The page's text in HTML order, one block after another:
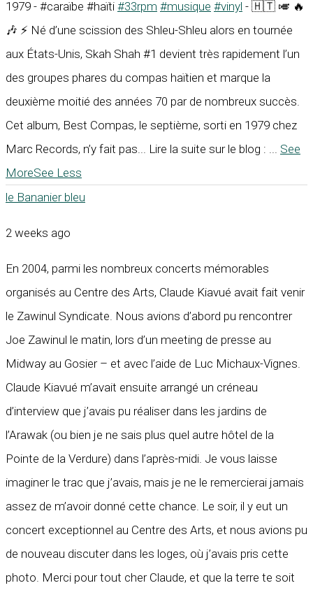
1979 - #caraïbe #haïti #33rpm #musique #vinyl - 🇭🇹 🎺 🔥
🎶 ⚡ Né d’une scission des Shleu-Shleu alors en tournée
aux États-Unis, Skah Shah #1 devient très rapidement l’un
des groupes phares du compas haïtien et marque la
deuxième moitié des années 70 par de nombreux succès.
Cet album, Best Compas, le septième, sorti en 1979 chez
Marc Records, n’y fait pas... Lire la suite sur le blog : ... See
MoreSee Less
le Bananier bleu
2 weeks ago
En 2004, parmi les nombreux concerts mémorables
organisés au Centre des Arts, Claude Kiavué avait fait venir
le Zawinul Syndicate. Nous avions d’abord pu rencontrer
Joe Zawinul le matin, lors d’un meeting de presse au
Midway au Gosier – et avec l’aide de Luc Michaux-Vignes.
Claude Kiavué m’avait ensuite arrangé un créneau
d’interview que j’avais pu réaliser dans les jardins de
l’Arawak (ou bien je ne sais plus quel autre hôtel de la
Pointe de la Verdure) dans l’après-midi. Je vous laisse
imaginer le trac que j’avais, mais je ne le remercierai jamais
assez de m’avoir donné cette chance. Le soir, il y eut un
concert exceptionnel au Centre des Arts, et nous avions pu
de nouveau discuter dans les loges, où j’avais pris cette
photo. Merci pour tout cher Claude, et que la terre te soit